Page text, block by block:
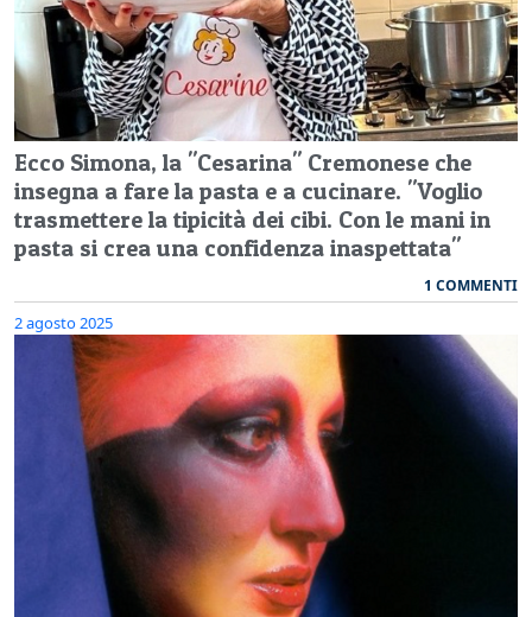
Ecco Simona, la "Cesarina" Cremonese che
insegna a fare la pasta e a cucinare. "Voglio
trasmettere la tipicità dei cibi. Con le mani in
pasta si crea una confidenza inaspettata"
1 COMMENTI
2 agosto 2025